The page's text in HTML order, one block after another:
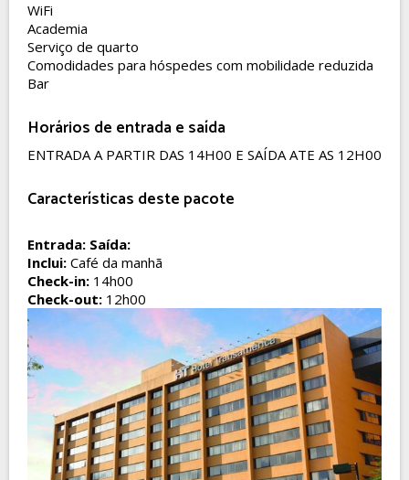
WiFi
Academia
Serviço de quarto
Comodidades para hóspedes com mobilidade reduzida
Bar
Horários de entrada e saída
ENTRADA A PARTIR DAS 14H00 E SAÍDA ATE AS 12H00
Características deste pacote
Entrada: Saída:
Inclui: Café da manhã
Check-in: 14h00
Check-out: 12h00